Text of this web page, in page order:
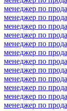
менеджер по
менеджер по
менеджер по
менеджер по
менеджер по
менеджер по
менеджер по
менеджер по
менеджер по
менеджер по
менеджер по
менеджер по